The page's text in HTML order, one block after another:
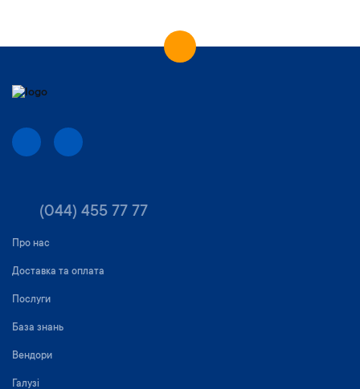
(044) 455 77 77
Про нас
Доставка та оплата
Послуги
База знань
Вендори
Галузі